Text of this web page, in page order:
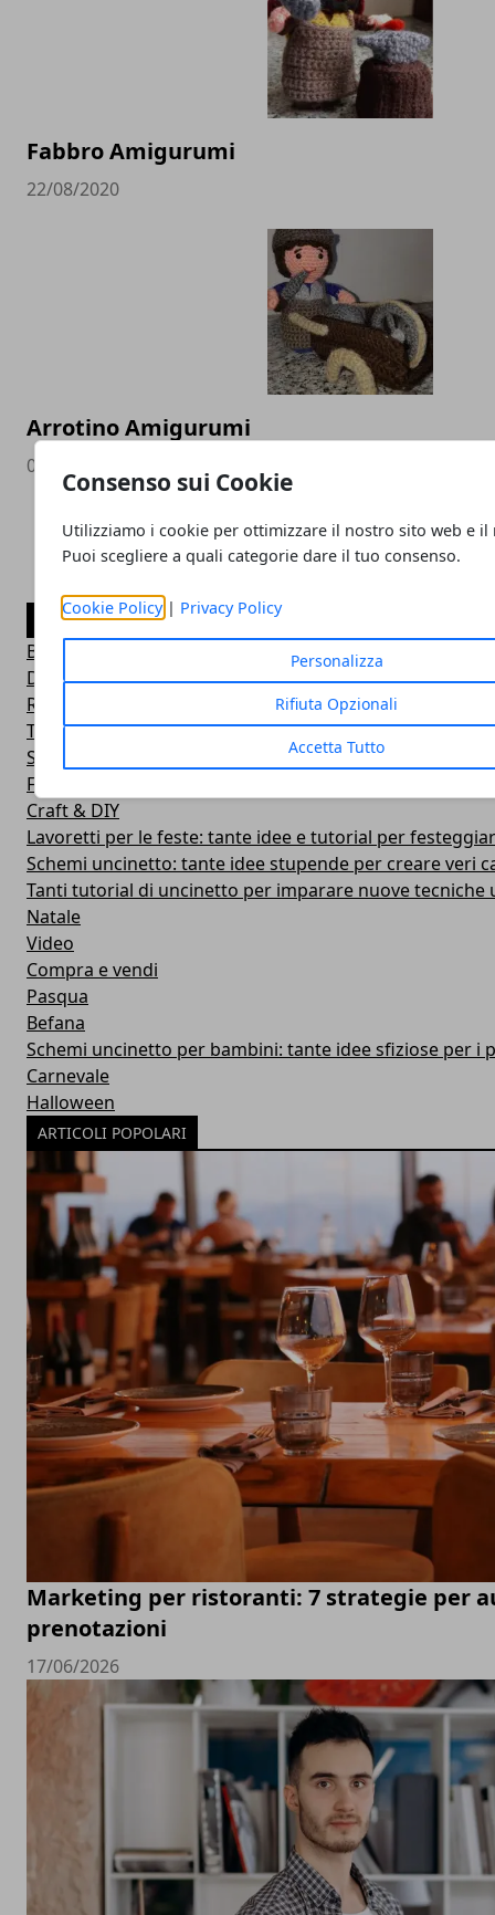
Consenso sui Cookie
Utilizziamo i cookie per ottimizzare il nostro sito web e il
Puoi scegliere a quali categorie dare il tuo consenso.
Cookie Policy| Privacy Policy
Personalizza
Rifiuta Opzionali
Accetta Tutto
Fabbro Amigurumi
22/08/2020
Arrotino Amigurumi
07/08/2020
CATEGORIE
Blog
DIY & How To
Recensioni e test di prodotti da una mamma blogger
Tante idee per il fai da te, bricolage, decorazioni per la
Schemi Amigurumi
Festa della mamma
Craft & DIY
Lavoretti per le feste: tante idee e tutorial per
Schemi uncinetto: tante idee stupende per creare veri
Tanti tutorial di uncinetto per imparare nuove tecniche
Natale
Video
Compra e vendi
Pasqua
Befana
Schemi uncinetto per bambini: tante idee sfiziose per i
Carnevale
Halloween
ARTICOLI POPOLARI
Marketing per ristoranti: 7 strategie per
prenotazioni
17/06/2026